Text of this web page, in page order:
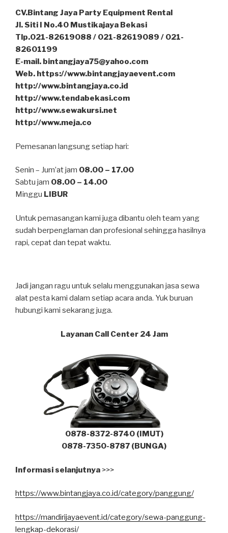
CV.Bintang Jaya Party Equipment Rental
Jl. Siti I No.40 Mustikajaya Bekasi
Tlp.021-82619088 / 021-82619089 / 021-
82601199
E-mail. bintangjaya75@yahoo.com
Web. https://www.bintangjayaevent.com
http://www.bintangjaya.co.id
http://www.tendabekasi.com
http://www.sewakursi.net
http://www.meja.co
Pemesanan langsung setiap hari:
Senin – Jum’at jam 08.00 – 17.00
Sabtu jam 08.00 – 14.00
Minggu LIBUR
Untuk pemasangan kami juga dibantu oleh team yang
sudah berpenglaman dan profesional sehingga hasilnya
rapi, cepat dan tepat waktu.
Jadi jangan ragu untuk selalu menggunakan jasa sewa
alat pesta kami dalam setiap acara anda. Yuk buruan
hubungi kami sekarang juga.
Layanan Call Center 24 Jam
0878-8372-8740 (IMUT)
0878-7350-8787 (BUNGA)
Informasi selanjutnya >>>
https://www.bintangjaya.co.id/category/panggung/
https://mandirijayaevent.id/category/sewa-panggung-
lengkap-dekorasi/